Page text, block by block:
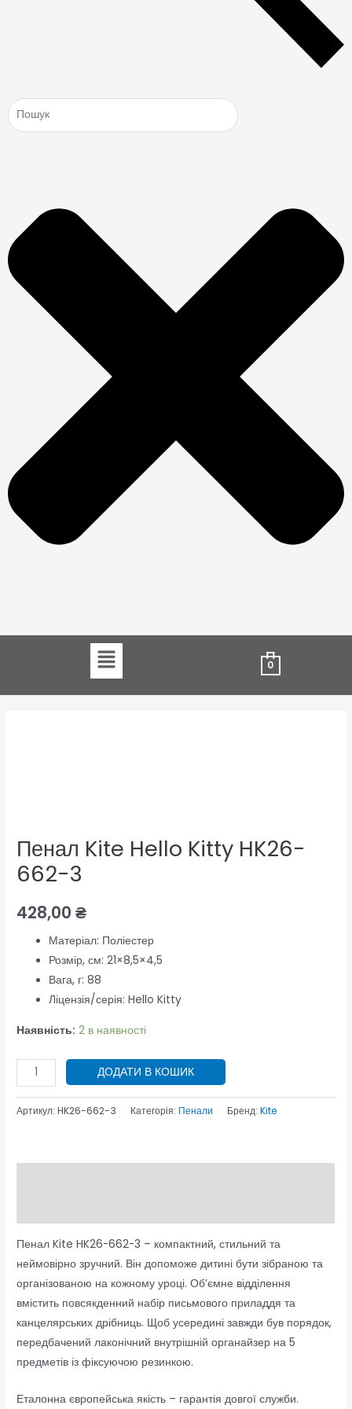
Menu
0
Пенал Kite Hello Kitty HK26-
662-3
428,00₴
Матеріал: Поліестер
Розмір, см:21×8,5×4,5
Вага, г:88
Ліцензія/серія: Hello Kitty
Наявність: 2 в наявності
3
кількість
ДОДАТИ В КОШИК
Артикул:HK26-662-3 Категорія: Пенали Бренд:Kite
Пенал Kite HK26-662-3 – компактний, стильний та
неймовірно зручний. Він допоможе дитині бути зібраною та
організованою на кожному уроці. Об’ємне відділення
вмістить повсякденний набір письмового приладдя та
канцелярських дрібниць. Щоб усередині завжди був порядок,
передбачений лаконічний внутрішній органайзер на 5
предметів із фіксуючою резинкою.
Еталонна європейська якість – гарантія довгої служби.